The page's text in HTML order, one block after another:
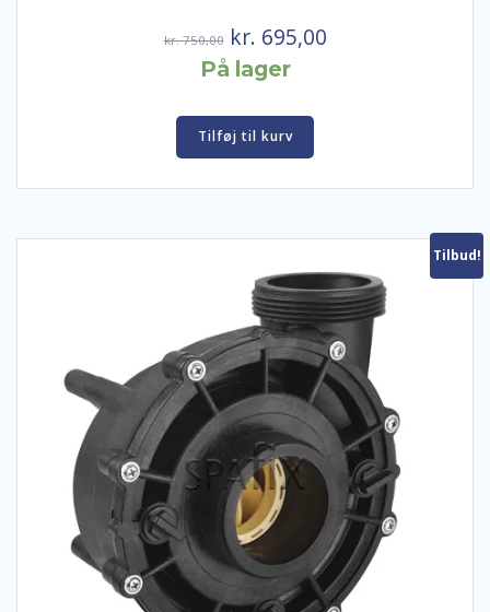
kr.750,00 Den
oprindelige
var:
kr. 750,00.
kr. 695,00Den
På lager
Tilføj til kurv
Tilbud!